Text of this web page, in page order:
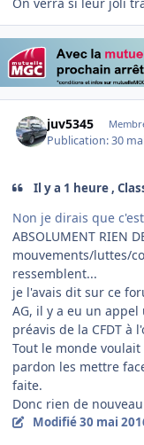
juv5345
Publication:30
Il y a 1 heure ,
Non je dirais que
ABSOLUMENT RIEN
mouvements/luttes/
ressemblent...
je l'avais dit sur ce
AG, il y a eu un
préavis de la CFDT
Tout le monde
pardon les mettre
faite.
Donc rien de
Modifié30 mai